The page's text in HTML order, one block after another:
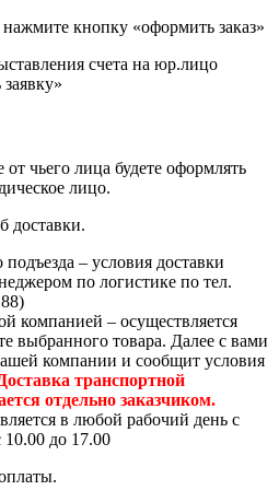
кнопку «оформить заказ»
счета на юр.лицо
от чьего лица будете оформлять
лицо.
доставки.
подъезда – условия доставки
по логистике по тел.
компанией – осуществляется
выбранного товара. Далее с вами
компании и сообщит условия
транспортной
отдельно заказчиком.
в любой рабочий день с
10.00 до 17.00